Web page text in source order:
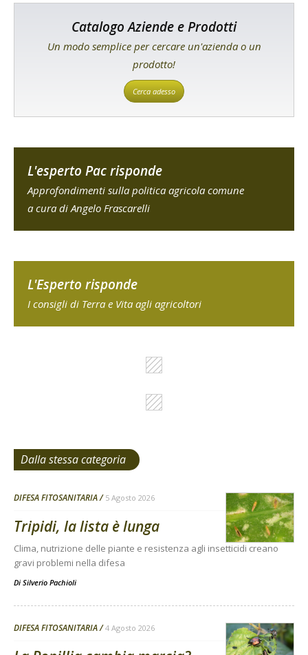
Catalogo Aziende e Prodotti
Un modo semplice per cercare un'azienda o un
prodotto!
Cerca adesso
L'esperto Pac risponde
Approfondimenti sulla politica agricola comune
a cura di Angelo Frascarelli
L'Esperto risponde
I consigli di Terra e Vita agli agricoltori
Dalla stessa categoria
DIFESA FITOSANITARIA 5 Agosto 2026
Tripidi, la lista è lunga
Clima, nutrizione delle piante e resistenza agli insetticidi creano
gravi problemi nella difesa
Di Silverio Pachioli
DIFESA FITOSANITARIA 4 Agosto 2026